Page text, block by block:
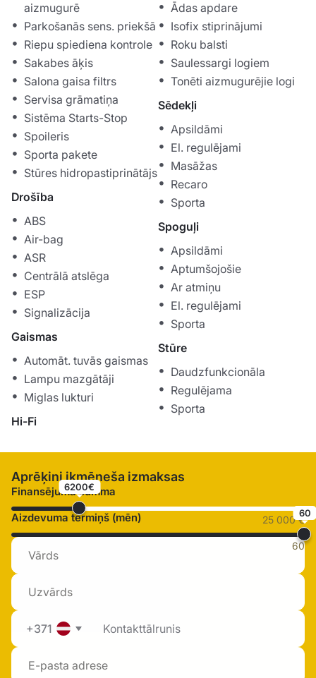
aizmugurē
Parkošanās sens. priekšā
Riepu spiediena kontrole
Sakabes āķis
Salona gaisa filtrs
Servisa grāmatiņa
Sistēma Starts-Stop
Spoileris
Sporta pakete
Stūres hidropastiprinātājs
Drošība
ABS
Air-bag
ASR
Centrālā atslēga
ESP
Signalizācija
Gaismas
Automāt. tuvās gaismas
Lampu mazgātāji
Miglas lukturi
Hi-Fi
Ādas apdare
Isofix stiprinājumi
Roku balsti
Saulessargi logiem
Tonēti aizmugurējie logi
Sēdekļi
Apsildāmi
El. regulējami
Masāžas
Recaro
Sporta
Spoguļi
Apsildāmi
Aptumšojošie
Ar atmiņu
El. regulējami
Sporta
Stūre
Daudzfunkcionāla
Regulējama
Sporta
Aprēķini ikmēneša izmaksas
Finansējuma summa
6200€
25 000 €
Aizdevuma termiņš (mēn) 60
60
+371